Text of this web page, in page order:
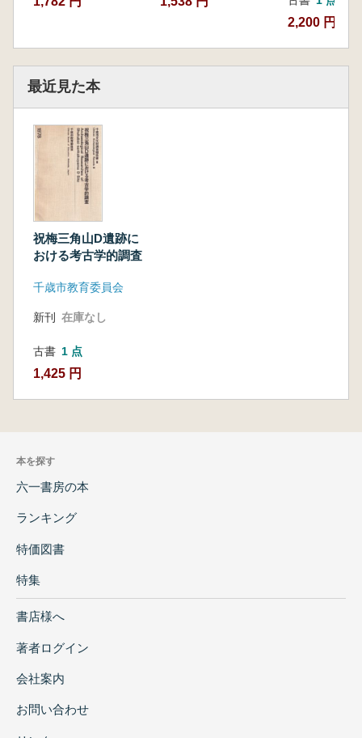
2,200 円
最近見た本
祝梅三角山D遺跡に
おける考古学的調査
千歳市教育委員会
新刊 在庫なし
古書 1 点
1,425 円
本を探す
六一書房の本
ランキング
特価図書
特集
書店様へ
著者ログイン
会社案内
お問い合わせ